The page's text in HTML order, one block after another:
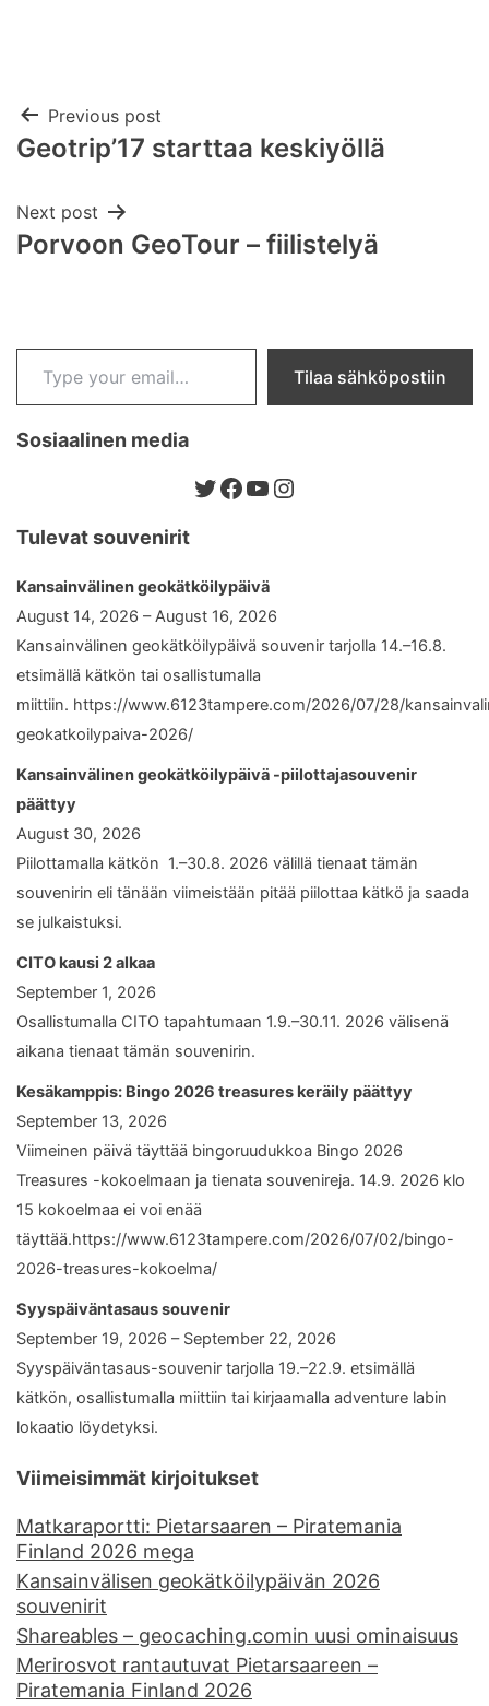
Post
navigation
Previous post
Geotrip’17 starttaa keskiyöllä
Next post
Porvoon GeoTour – fiilistelyä
Type your email…
Tilaa sähköpostiin
Sosiaalinen media
Twitter
Facebook
YouTube
Instagram
Tulevat souvenirit
Kansainvälinen geokätköilypäivä
August 14, 2026 – August 16, 2026
Kansainvälinen geokätköilypäivä souvenir tarjolla 14.–16.8.
etsimällä kätkön tai osallistumalla
miittiin. https://www.6123tampere.com/2026/07/28/
geokatkoilypaiva-2026/
Kansainvälinen geokätköilypäivä -piilottajasouvenir
päättyy
August 30, 2026
Piilottamalla kätkön 1.–30.8. 2026 välillä tienaat tämän
souvenirin eli tänään viimeistään pitää piilottaa kätkö ja saada
se julkaistuksi.
CITO kausi 2 alkaa
September 1, 2026
Osallistumalla CITO tapahtumaan 1.9.–30.11. 2026 välisenä
aikana tienaat tämän souvenirin.
Kesäkamppis: Bingo 2026 treasures keräily päättyy
September 13, 2026
Viimeinen päivä täyttää bingoruudukkoa Bingo 2026
Treasures -kokoelmaan ja tienata souvenireja. 14.9. 2026 klo
15 kokoelmaa ei voi enää
täyttää.https://www.6123tampere.com/2026/07/02/bingo-
2026-treasures-kokoelma/
Syyspäiväntasaus souvenir
September 19, 2026 – September 22, 2026
Syyspäiväntasaus-souvenir tarjolla 19.–22.9. etsimällä
kätkön, osallistumalla miittiin tai kirjaamalla adventure labin
lokaatio löydetyksi.
Viimeisimmät kirjoitukset
Matkaraportti: Pietarsaaren – Piratemania
Finland 2026 mega
Kansainvälisen geokätköilypäivän 2026
souvenirit
Shareables – geocaching.comin uusi ominaisuus
Merirosvot rantautuvat Pietarsaareen –
Piratemania Finland 2026